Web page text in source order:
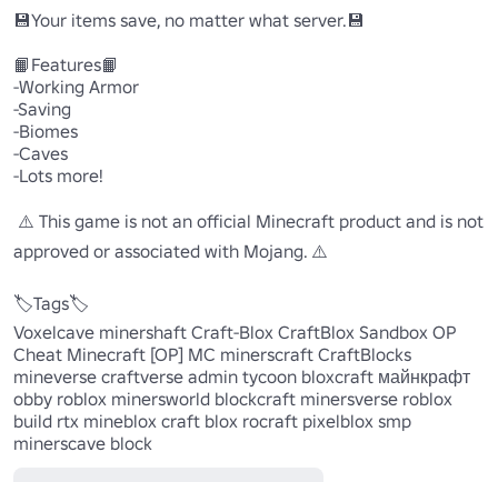
💾Your items save, no matter what server.💾
📙Features📙
-Working Armor
-Saving
-Biomes
-Caves
-Lots more!
approved or associated with Mojang. ⚠️
🏷️Tags🏷️
Voxelcave minershaft Craft-Blox CraftBlox Sandbox OP
Cheat Minecraft [OP] MC minerscraft CraftBlocks
mineverse craftverse admin tycoon bloxcraft майнкрафт
obby roblox minersworld blockcraft minersverse roblox
build rtx mineblox craft blox rocraft pixelblox smp
minerscave block